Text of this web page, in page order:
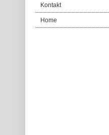
Kontakt
Home